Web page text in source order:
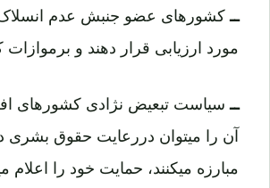
کشورهای عضو جنبش عدم انسلاک
مورد ارزیابی قرار دهند و
سیاست تبعیض نژادی کشورهای
آن را میتوان دررعایت حقوق بشری
مبارزه میکنند، حمایت خود را